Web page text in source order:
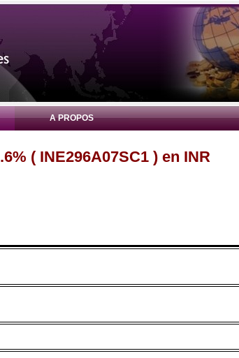
A PROPOS
( INE296A07SC1 ) en INR